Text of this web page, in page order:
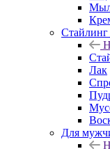
Стайлинг
Лак
Для